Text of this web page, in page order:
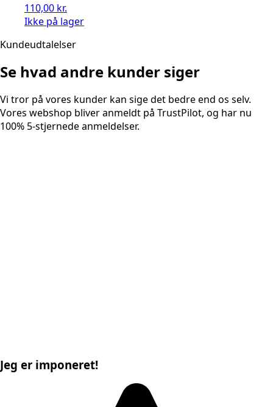
110,00 kr.
Ikke på lager
Kundeudtalelser
Se hvad andre kunder siger
Vi tror på vores kunder kan sige det bedre end os selv.
Vores webshop bliver anmeldt på TrustPilot, og har nu
100% 5-stjernede anmeldelser.
Jeg er imponeret!